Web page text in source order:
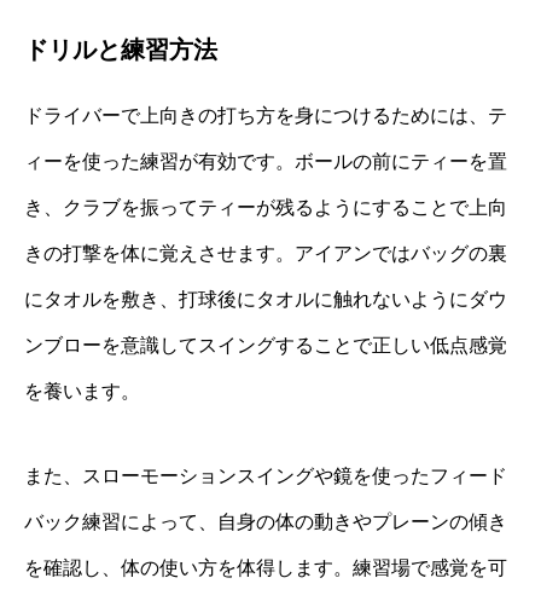
ドリルと練習方法
ドライバーで上向きの打ち方を身につけるためには、テ
ィーを使った練習が有効です。ボールの前にティーを置
き、クラブを振ってティーが残るようにすることで上向
きの打撃を体に覚えさせます。アイアンではバッグの裏
にタオルを敷き、打球後にタオルに触れないようにダウ
ンブローを意識してスイングすることで正しい低点感覚
を養います。
また、スローモーションスイングや鏡を使ったフィード
バック練習によって、自身の体の動きやプレーンの傾き
を確認し、体の使い方を体得します。練習場で感覚を可